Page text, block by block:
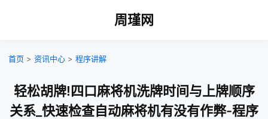
周瑾网
首页 > 资讯中心 > 程序讲解
轻松胡牌!四口麻将机洗牌时间与上牌顺序
关系_快速检查自动麻将机有没有作弊-程序